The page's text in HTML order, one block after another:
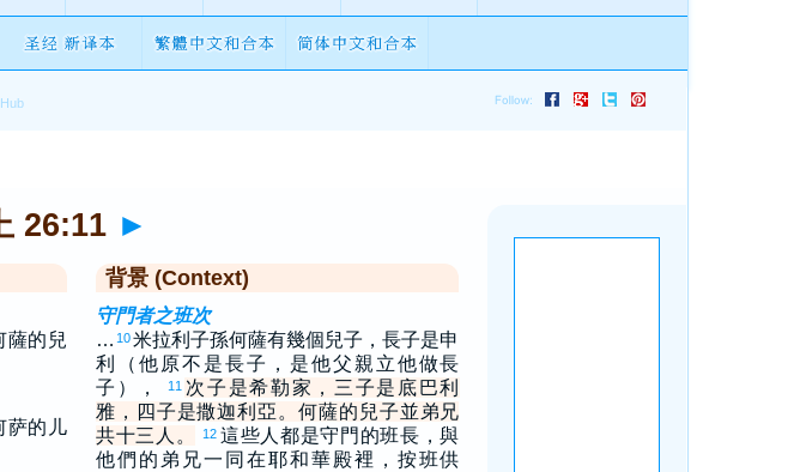
26:11 ►
薩的兒
萨的儿
背景 (Context)
守門者之班次
… 10米拉利子孫何薩有幾個兒子，長子是申
利（他原不是長子，是他父親立他做長
子），
11 次子是希勒家，三子是底巴利
雅，四子是撒迦利亞。何薩的兒子並弟兄
共十三人。
12 這些人都是守門的班長，與
他們的弟兄一同在耶和華殿裡，按班供